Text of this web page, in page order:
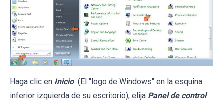
Haga clic en Inicio (El "logo de Windows" en la esquina
inferior izquierda de su escritorio), elija Panel de control .